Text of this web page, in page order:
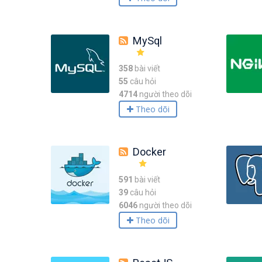
MySql
358 bài viết
55 câu hỏi
4714 người theo dõi
Theo dõi
Docker
591 bài viết
39 câu hỏi
6046 người theo dõi
Theo dõi